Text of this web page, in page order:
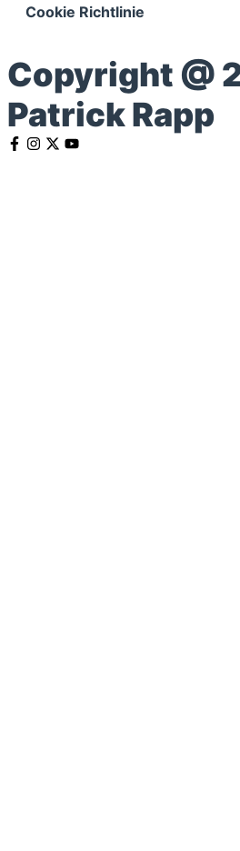
Cookie Richtlinie
Copyright @
Patrick Rapp